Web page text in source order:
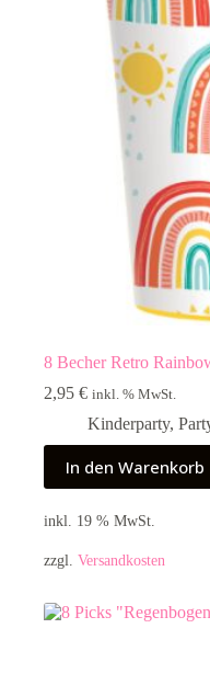
8 Becher Retro
2,95 € inkl. % MwSt.
Kinderparty,
In den Warenkorb
inkl. 19 % MwSt.
zzgl. Versandkosten